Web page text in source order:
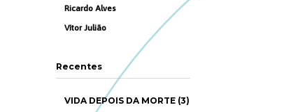
Ricardo Alves
Vítor Julião
Recentes
VIDA DEPOIS DA MORTE (3)